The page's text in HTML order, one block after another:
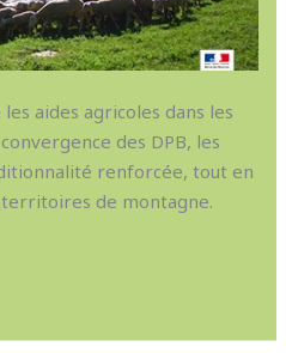
aides agricoles dans les
des DPB, les
renforcée, tout en
de montagne.